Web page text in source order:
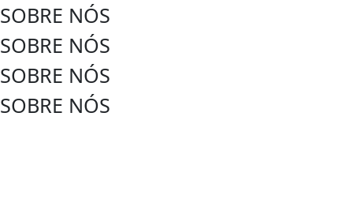
SOBRE NÓS
SOBRE NÓS
SOBRE NÓS
SOBRE NÓS